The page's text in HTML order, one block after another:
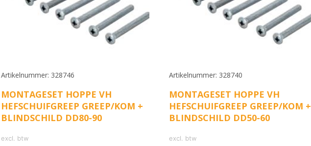
Artikelnummer: 328746
MONTAGESET HOPPE VH
HEFSCHUIFGREEP GREEP/KOM +
BLINDSCHILD DD80-90
excl. btw
Artikelnummer: 328740
MONTAGESET HOPPE VH
HEFSCHUIFGREEP GREEP/KOM +
BLINDSCHILD DD50-60
excl. btw